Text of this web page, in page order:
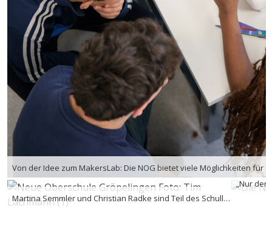
Von der Idee zum MakersLab: Die NOG bietet viele Möglichkeiten für
Martina Semmler und Christian Radke sind Teil des Schulleitungsteams der Neuen Oberschule Gröpelingen.
„Nur der